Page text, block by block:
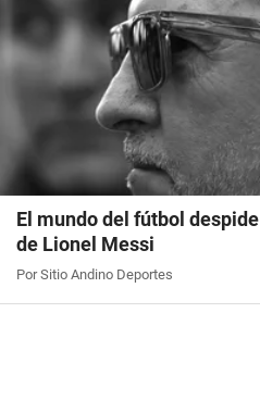
El mundo del fútbol
de Lionel Messi
Por Sitio Andino Deportes